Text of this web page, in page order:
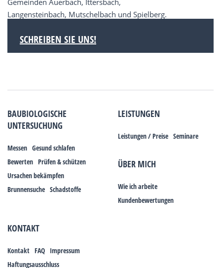
Gemeinden Auerbach, Ittersbach,
Langensteinbach, Mutschelbach und Spielberg.
SCHREIBEN SIE UNS!
BAUBIOLOGISCHE
UNTERSUCHUNG
Messen Gesund schlafen
Bewerten Prüfen & schützen
Ursachen bekämpfen
Brunnensuche Schadstoffe
LEISTUNGEN
Leistungen / Preise Seminare
ÜBER MICH
Wie ich arbeite
Kundenbewertungen
KONTAKT
Kontakt FAQ Impressum
Haftungsausschluss